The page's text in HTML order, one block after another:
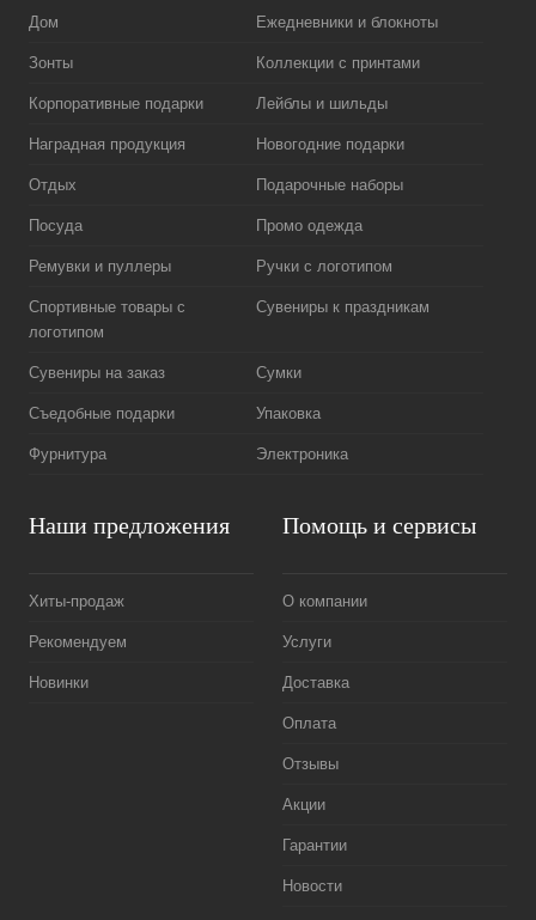
Дом Ежедневники и блокноты
Зонты Коллекции с принтами
Корпоративные подарки Лейблы и шильды
Наградная продукция Новогодние подарки
Отдых Подарочные наборы
Посуда Промо одежда
Ремувки и пуллеры Ручки с логотипом
Спортивные товары с
логотипом
Сувениры к праздникам
Сувениры на заказ Сумки
Съедобные подарки Упаковка
Фурнитура Электроника
Наши предложения
Хиты-продаж
Рекомендуем
Новинки
Помощь и сервисы
О компании
Услуги
Доставка
Оплата
Отзывы
Акции
Гарантии
Новости